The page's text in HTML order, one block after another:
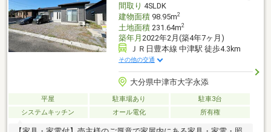
間取り 4SLDK
建物面積98.95m2
土地面積231.64m2
築年月 2022年2月(築4年7ヶ月)
ＪＲ日豊本線 中津駅 徒歩4.3km
その他の交通
大分県中津市大字永添
平屋 駐車場あり
駐車3台
システムキッチン
オール電化 所有権